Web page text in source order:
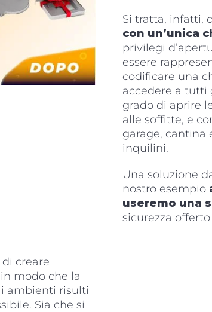
Si tratta, infatti,
con un’unica
privilegi
essere
codificare una
accedere a tutti
grado di aprire
alle soffitte, e
garage, cantina
inquilini.
Una soluzione
nostro esempio
useremo una
sicurezza
creare
in modo che la
ambienti risulti
Sia che si